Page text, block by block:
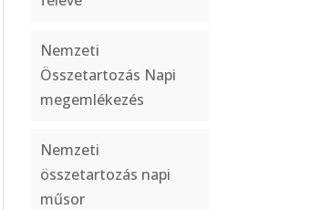
Nemzeti
Összetartozás Napi
megemlékezés
Nemzeti
összetartozás napi
műsor